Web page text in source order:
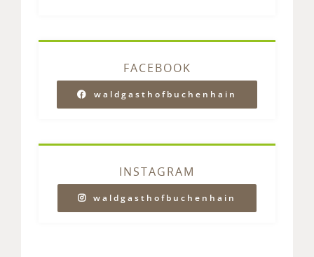
FACEBOOK
waldgasthofbuchenhain
INSTAGRAM
waldgasthofbuchenhain